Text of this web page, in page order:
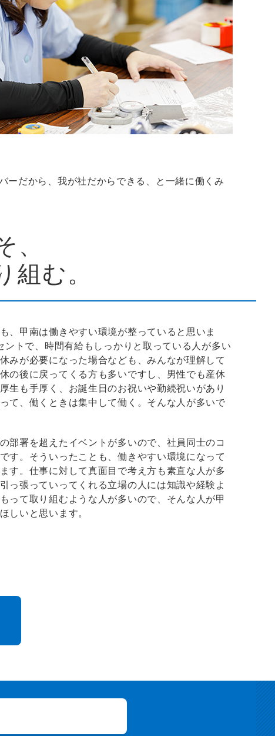
ーだから、我が社だからできる、と一緒に働くみ
、
組む。
、甲南は働きやすい環境が整っていると思いま
ントで、時間有給もしっかりと取っている人が多い
みが必要になった場合なども、みんなが理解して
の後に戻ってくる方も多いですし、男性でも産休
生も手厚く、お誕生日のお祝いや勤続祝いがあり
て、働くときは集中して働く。そんな人が多いで
部署を超えたイベントが多いので、社員同士のコ
す。そういったことも、働きやすい環境になって
す。仕事に対して真面目で考え方も素直な人が多
っ張っていってくれる立場の人には知識や経験よ
って取り組むような人が多いので、そんな人が甲
しいと思います。